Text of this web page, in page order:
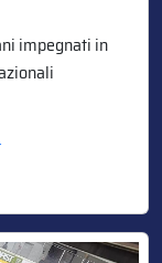
impegnati in